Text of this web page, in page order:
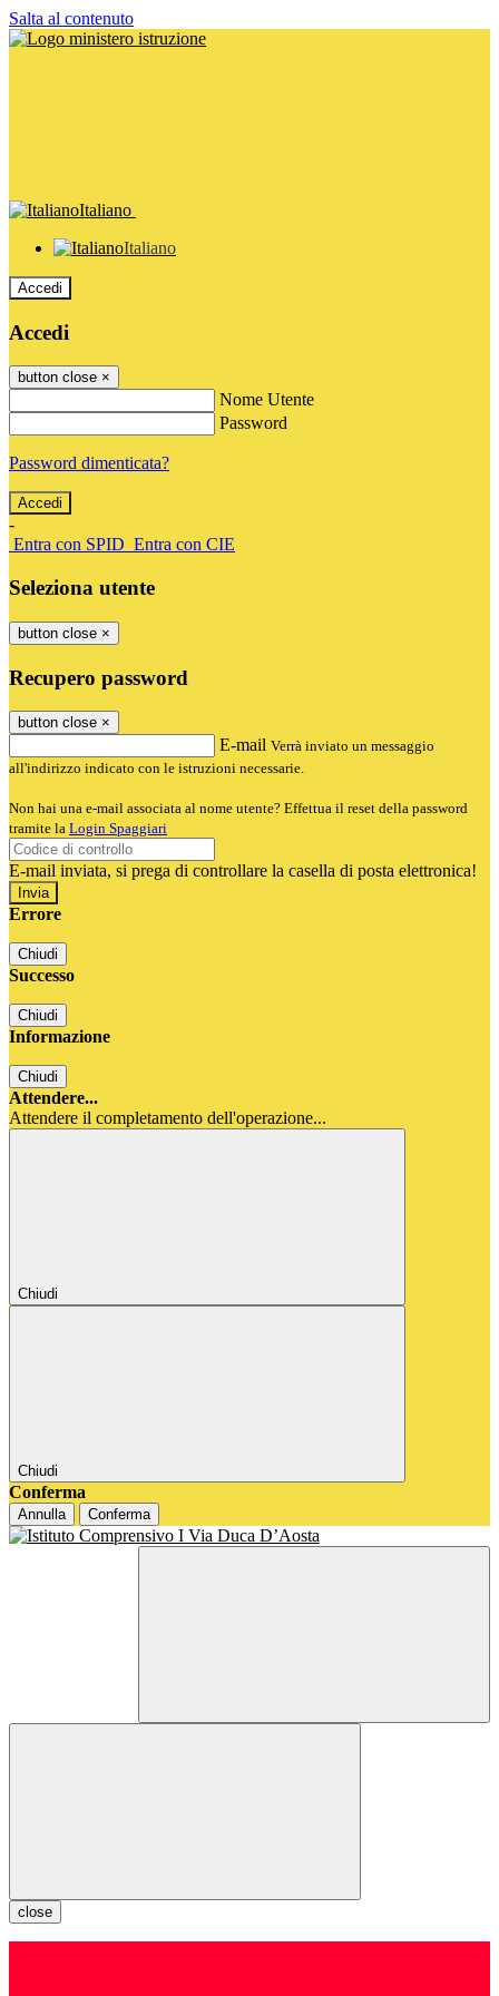
Salta al contenuto
Italiano
Italiano
Accedi
Accedi
button close ×
Nome Utente
Password
Password dimenticata?
-
Entra con SPID Entra con CIE
Seleziona utente
button close ×
Recupero password
button close ×
E-mail Verrà inviato un messaggio
all'indirizzo indicato con le istruzioni necessarie.
Non hai una e-mail associata al nome utente? Effettua il reset della password
tramite la Login Spaggiari
E-mail inviata, si prega di controllare la casella di posta elettronica!
Errore
Chiudi
Successo
Chiudi
Informazione
Chiudi
Attendere...
Attendere il completamento dell'operazione...
Chiudi
Chiudi
Conferma
Annulla Conferma
close